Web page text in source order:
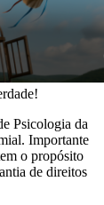
Psicologia da
Importante
o propósito
de direitos